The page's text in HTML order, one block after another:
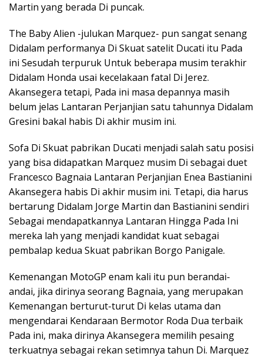
Martin yang berada Di puncak.
The Baby Alien -julukan Marquez- pun sangat senang
Didalam performanya Di Skuat satelit Ducati itu Pada
ini Sesudah terpuruk Untuk beberapa musim terakhir
Didalam Honda usai kecelakaan fatal Di Jerez.
Akansegera tetapi, Pada ini masa depannya masih
belum jelas Lantaran Perjanjian satu tahunnya Didalam
Gresini bakal habis Di akhir musim ini.
Sofa Di Skuat pabrikan Ducati menjadi salah satu posisi
yang bisa didapatkan Marquez musim Di sebagai duet
Francesco Bagnaia Lantaran Perjanjian Enea Bastianini
Akansegera habis Di akhir musim ini. Tetapi, dia harus
bertarung Didalam Jorge Martin dan Bastianini sendiri
Sebagai mendapatkannya Lantaran Hingga Pada Ini
mereka lah yang menjadi kandidat kuat sebagai
pembalap kedua Skuat pabrikan Borgo Panigale.
Kemenangan MotoGP enam kali itu pun berandai-
andai, jika dirinya seorang Bagnaia, yang merupakan
Kemenangan berturut-turut Di kelas utama dan
mengendarai Kendaraan Bermotor Roda Dua terbaik
Pada ini, maka dirinya Akansegera memilih pesaing
terkuatnya sebagai rekan setimnya tahun Di. Marquez